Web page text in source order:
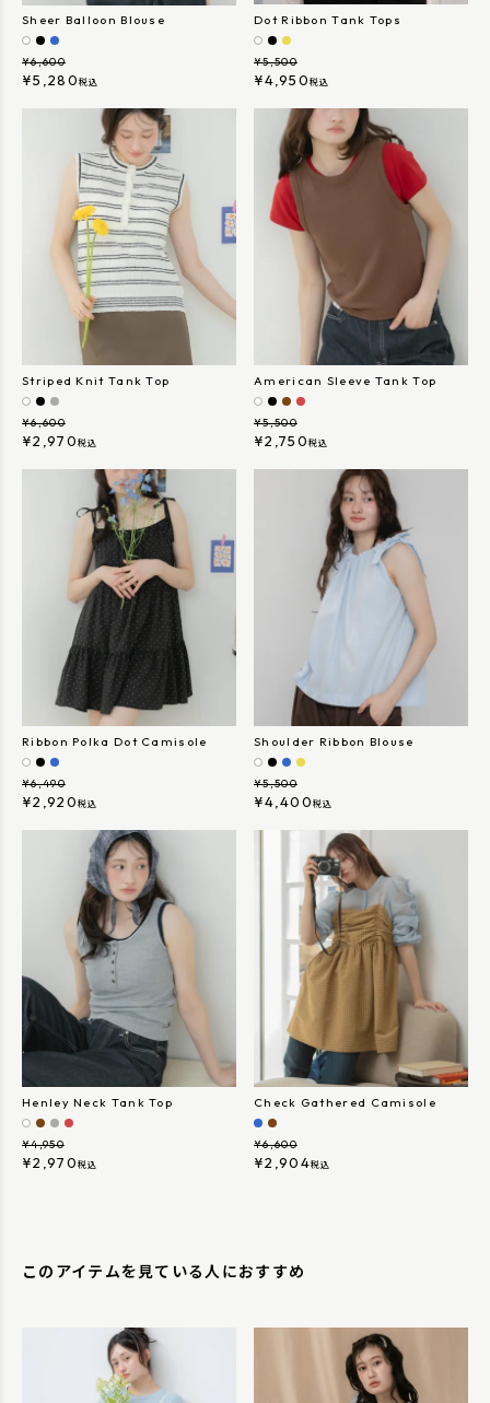
Sheer Balloon Blouse
¥6,600
¥5,280 税込
Dot Ribbon Tank Tops
¥5,500
¥4,950 税込
Striped Knit Tank Top
¥6,600
¥2,970 税込
American Sleeve Tank Top
¥5,500
¥2,750 税込
Ribbon Polka Dot Camisole
¥6,490
¥2,920 税込
Shoulder Ribbon Blouse
¥5,500
¥4,400 税込
Henley Neck Tank Top
¥4,950
¥2,970 税込
Check Gathered Camisole
¥6,600
¥2,904税込
このアイテムを見ている人におすすめ